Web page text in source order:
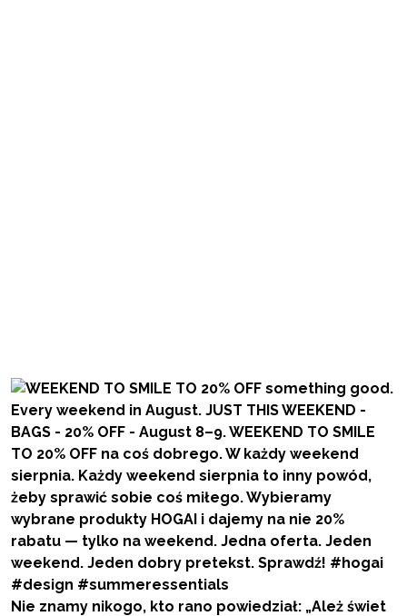
Nie znamy nikogo, kto rano powiedział: „Ależ świet